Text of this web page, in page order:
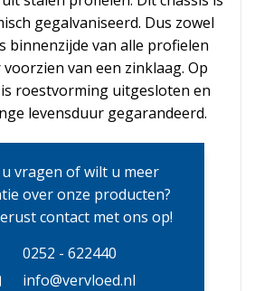
gegalvaniseerd. Dus zowel
binnenzijde van alle profielen
van een zinklaag. Op
roestvorming uitgesloten en
levensduur gegarandeerd.
vragen of wilt u meer
over onze producten?
contact met ons op!
0252 - 622440
info@vervloed.nl